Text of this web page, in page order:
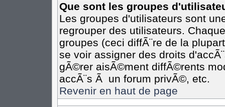
Que sont les groupes
Les groupes d'utilisateurs sont
regrouper des utilisateurs.
groupes (ceci diffÃ¨re de la
se voir assigner des droits
gÃ©rer aisÃ©ment diffÃ©rents
accÃ¨s Ã un forum privÃ©, etc.
Revenir en haut de page